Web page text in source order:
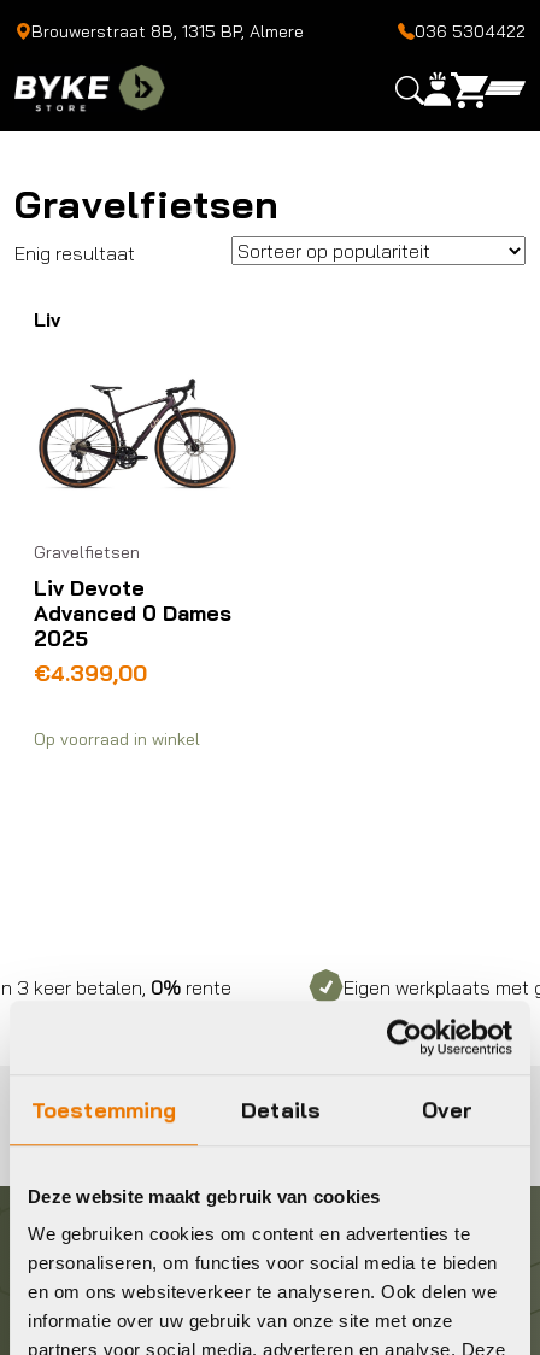
Toestemming Details Over
Deze website maakt gebruik van cookies
We gebruiken cookies om content en advertenties te
personaliseren, om functies voor social media te bieden
en om ons websiteverkeer te analyseren. Ook delen we
informatie over uw gebruik van onze site met onze
partners voor social media, adverteren en analyse. Deze
Brouwerstraat 8B, 1315 BP, Almere 036 5304422
Gravelfietsen
Enig resultaat
Liv
Gravelfietsen
Liv Devote
Advanced 0 Dames
2025
€4.399,00
Op voorraad in winkel
keer betalen,0%rente Eigen werkplaats met
Graag in contact komen?
Wij staan voor je klaar! Neem contact op via de